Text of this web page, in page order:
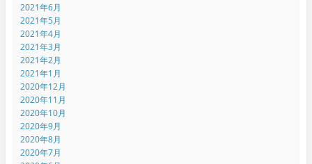
2021年6月
2021年5月
2021年4月
2021年3月
2021年2月
2021年1月
2020年12月
2020年11月
2020年10月
2020年9月
2020年8月
2020年7月